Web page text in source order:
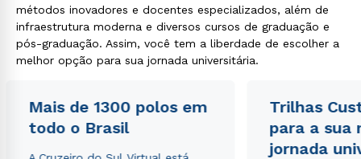
métodos inovadores e docentes especializados, além de
infraestrutura moderna e diversos cursos de graduação e
pós-graduação. Assim, você tem a liberdade de escolher a
melhor opção para sua jornada universitária.
Mais de 1300 polos em
todo o Brasil
Trilhas
para a sua
jornada
WhatsApp
ou